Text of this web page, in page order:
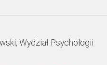
Wydział Psychologii